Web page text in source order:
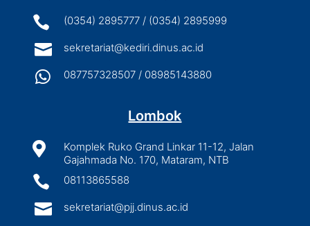
 (0354) 2895777 / (0354) 2895999
 sekretariat@kediri.dinus.ac.id
 087757328507 / 08985143880
Lombok

Komplek Ruko Grand Linkar 11-12, Jalan
Gajahmada No. 170, Mataram, NTB
 08113865588
 sekretariat@pjj.dinus.ac.id